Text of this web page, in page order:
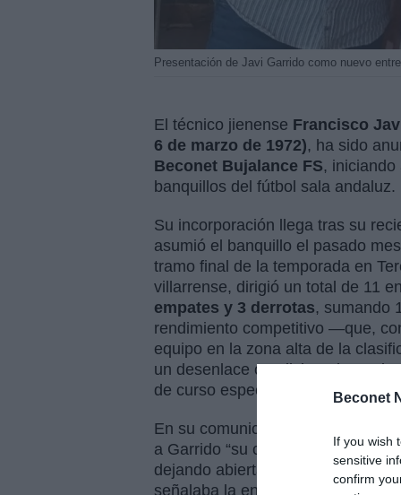
Beconet
If you wish
sensitive
confirm
Presentación de Javi Garrido como nuevo
El técnico jienense Francisco
6 de marzo de 1972), ha sido
Beconet Bujalance FS,
banquillos del fútbol sala andaluz.
Su incorporación llega tras su
asumió el banquillo el pasado
tramo final de la temporada en
villarrense, dirigió un total de 11
empates y 3 derrotas, sumando
rendimiento competitivo —que,
equipo en la zona alta de la
un desenlace condicionado por
de curso especialmente complejo.
En su comunicado de despedida
a Garrido “su compromiso,
dejando abierta la puerta a
señalaba la entidad.